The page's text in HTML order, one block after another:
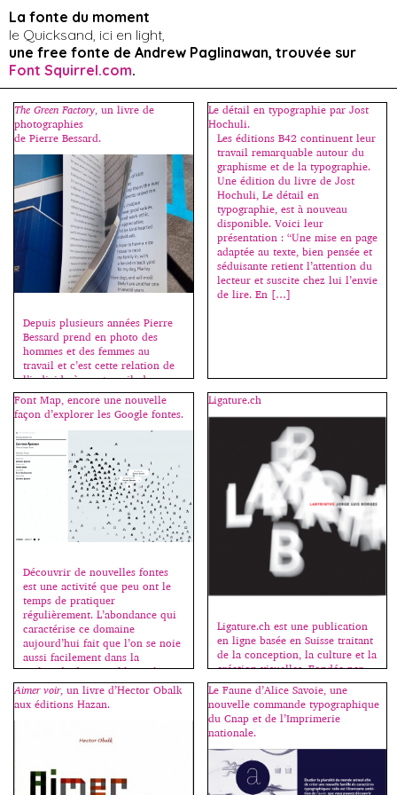
La fonte du moment
le Quicksand, ici en light,
une free fonte de Andrew Paglinawan, trouvée sur
Font Squirrel.com.
The Green Factory, un livre de
photographies
de Pierre Bessard.
Depuis plusieurs années Pierre
Bessard prend en photo des
hommes et des femmes au
travail et c’est cette relation de
l’individu à son travail, de
nature bien particulière, qui m’a
donné l’idée de départ pour le
design de ce livre. Je souhaitais
un livre à deux lectures. Une
première lecture repose sur la
juxtaposition de […]
Le détail en typographie par Jost
Hochuli.
Les éditions B42 continuent leur
travail remarquable autour du
graphisme et de la typographie.
Une édition du livre de Jost
Hochuli, Le détail en
typographie, est à nouveau
disponible. Voici leur
présentation : “Une mise en page
adaptée au texte, bien pensée et
séduisante retient l’attention du
lecteur et suscite chez lui l’envie
de lire. En […]
Font Map, encore une nouvelle
façon d’explorer les Google fontes.
Découvrir de nouvelles fontes
est une activité que peu ont le
temps de pratiquer
régulièrement. L’abondance qui
caractérise ce domaine
aujourd’hui fait que l’on se noie
aussi facilement dans la
multitude des possibles et les
méandres du net. Kevin Ho a
donc imaginé un algorithme
triant les caractères par
du mot “handgloves” souvent
Ligature.ch
Ligature.ch est une publication
en ligne basée en Suisse traitant
de la conception, la culture et la
création visuelles. Fondée par
Dennis Moya en 2011,
Ligature.ch est maintenant dirigé
par le studio Bähler
Moya (designers duo Dennis
Moya et Tiffany Bähler). Le site
est composé de différentes
rubriques : interviews, design,
design graphique, design
Aimer voir, un livre d’Hector Obalk
aux éditions Hazan.
Le Faune d’Alice Savoie, une
nouvelle commande typographique
du Cnap et de l’Imprimerie
nationale.